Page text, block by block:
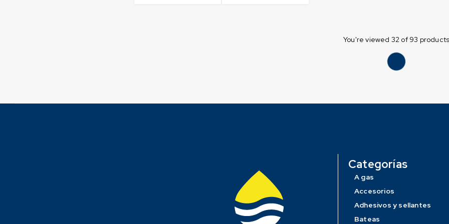
You're viewed 32 of 93
Categorías
A gas
Accesorios
Adhesivos y sellantes
Bateas